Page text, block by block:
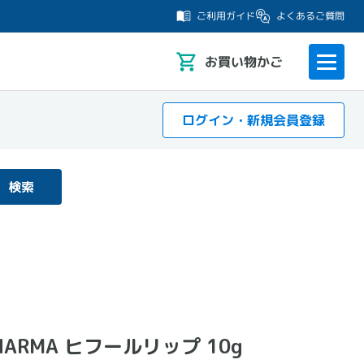
ご利用ガイド よくあるご質問
お買い物かご
ログイン・新規会員登録
検索
ヒフールリップ 10g